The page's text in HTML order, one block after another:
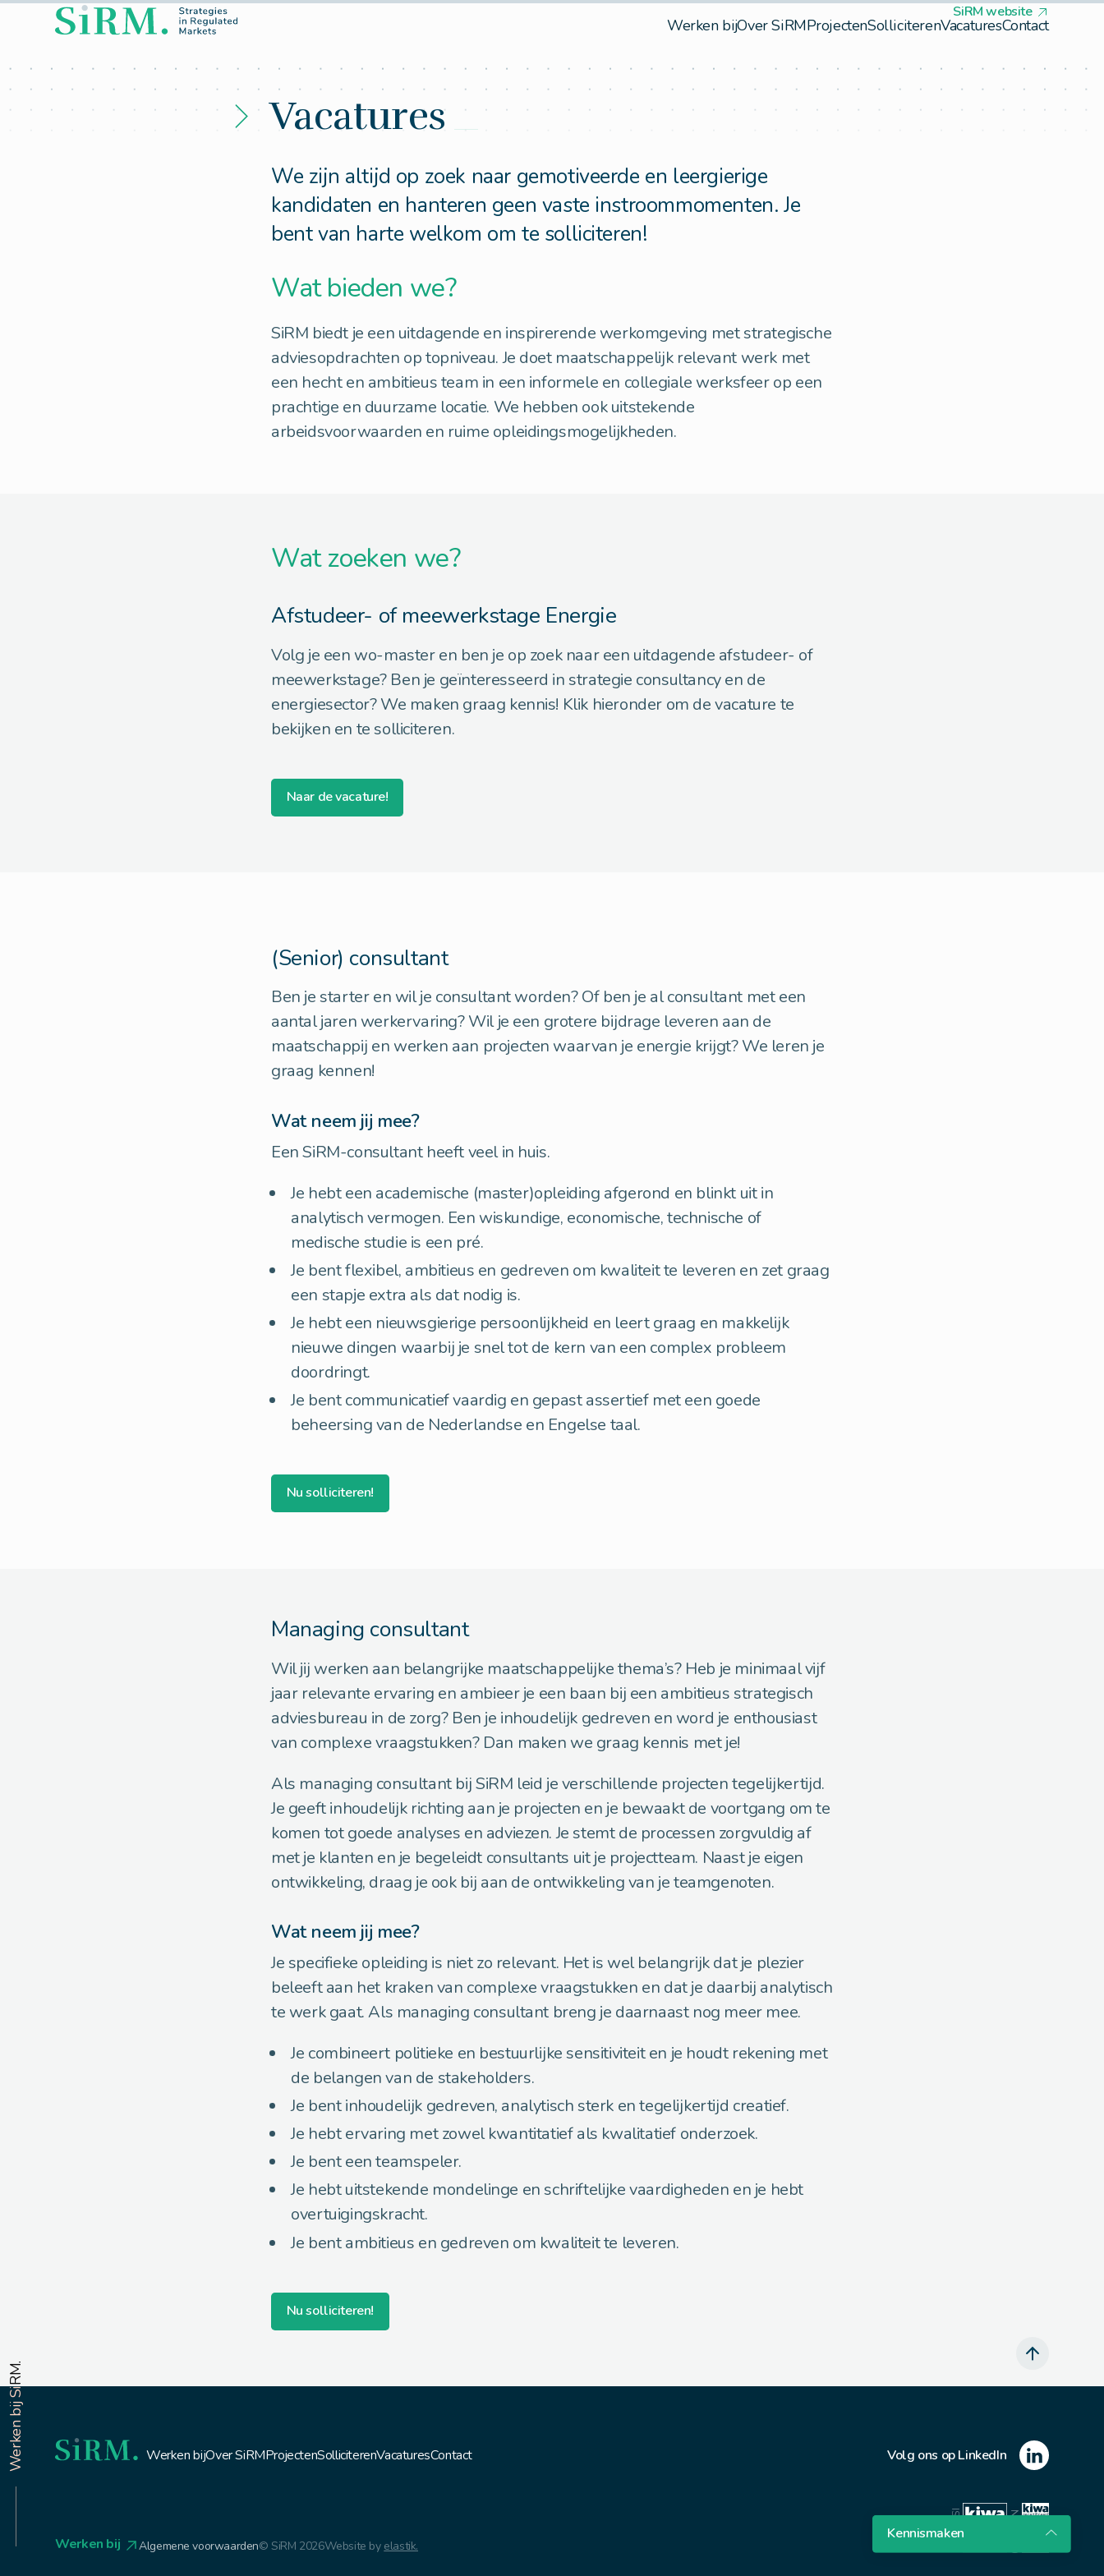
SiRM website
Werken bijOver SiRMProjectenSolliciterenVacaturesContact
Werken bij SiRM.
Vacatures
We zijn altijd op zoek naar gemotiveerde en leergierige
kandidaten en hanteren geen vaste instroommomenten. Je
bent van harte welkom om te solliciteren!
Wat bieden we?
SiRM biedt je een uitdagende en inspirerende werkomgeving met strategische
adviesopdrachten op topniveau. Je doet maatschappelijk relevant werk met
een hecht en ambitieus team in een informele en collegiale werksfeer op een
prachtige en duurzame locatie. We hebben ook uitstekende
arbeidsvoorwaarden en ruime opleidingsmogelijkheden.
Wat zoeken we?
Afstudeer- of meewerkstage Energie
Volg je een wo-master en ben je op zoek naar een uitdagende afstudeer- of
meewerkstage? Ben je geïnteresseerd in strategie consultancy en de
energiesector? We maken graag kennis! Klik hieronder om de vacature te
bekijken en te solliciteren.
Naar de vacature!
(Senior) consultant
Ben je starter en wil je consultant worden? Of ben je al consultant met een
aantal jaren werkervaring? Wil je een grotere bijdrage leveren aan de
maatschappij en werken aan projecten waarvan je energie krijgt? We leren je
graag kennen!
Wat neem jij mee?
Een SiRM-consultant heeft veel in huis.
Je hebt een academische (master)opleiding afgerond en blinkt uit in
analytisch vermogen. Een wiskundige, economische, technische of
medische studie is een pré.
Je bent flexibel, ambitieus en gedreven om kwaliteit te leveren en zet graag
een stapje extra als dat nodig is.
Je hebt een nieuwsgierige persoonlijkheid en leert graag en makkelijk
nieuwe dingen waarbij je snel tot de kern van een complex probleem
doordringt.
Je bent communicatief vaardig en gepast assertief met een goede
beheersing van de Nederlandse en Engelse taal.
Nu solliciteren!
Managing consultant
Wil jij werken aan belangrijke maatschappelijke thema’s? Heb je minimaal vijf
jaar relevante ervaring en ambieer je een baan bij een ambitieus strategisch
adviesbureau in de zorg? Ben je inhoudelijk gedreven en word je enthousiast
van complexe vraagstukken? Dan maken we graag kennis met je!
Als managing consultant bij SiRM leid je verschillende projecten tegelijkertijd.
Je geeft inhoudelijk richting aan je projecten en je bewaakt de voortgang om te
komen tot goede analyses en adviezen. Je stemt de processen zorgvuldig af
met je klanten en je begeleidt consultants uit je projectteam. Naast je eigen
ontwikkeling, draag je ook bij aan de ontwikkeling van je teamgenoten.
Wat neem jij mee?
Je specifieke opleiding is niet zo relevant. Het is wel belangrijk dat je plezier
beleeft aan het kraken van complexe vraagstukken en dat je daarbij analytisch
te werk gaat. Als managing consultant breng je daarnaast nog meer mee.
Je combineert politieke en bestuurlijke sensitiviteit en je houdt rekening met
de belangen van de stakeholders.
Je bent inhoudelijk gedreven, analytisch sterk en tegelijkertijd creatief.
Je hebt ervaring met zowel kwantitatief als kwalitatief onderzoek.
Je bent een teamspeler.
Je hebt uitstekende mondelinge en schriftelijke vaardigheden en je hebt
overtuigingskracht.
Je bent ambitieus en gedreven om kwaliteit te leveren.
Nu solliciteren!
Kennismaken
Werken bijOver SiRMProjectenSolliciterenVacaturesContact Volg ons op LinkedIn
Werken bij Algemene voorwaarden© SiRM 2026Website by elastik. ISO 27001